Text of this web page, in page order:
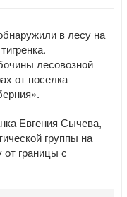
в лесу на
лесовозной
от поселка
Евгения Сычева,
группы на
границы с